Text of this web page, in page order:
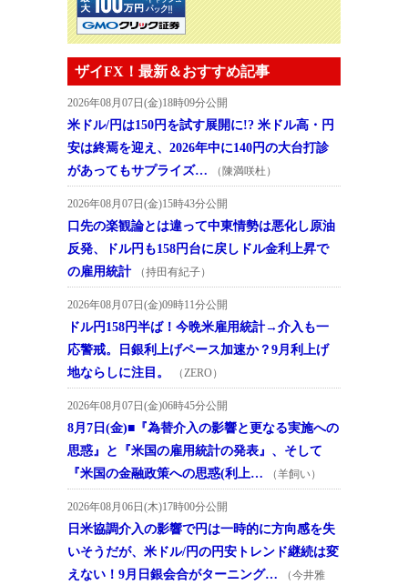
ザイFX！最新＆おすすめ記事
2026年08月07日(金)18時09分公開
米ドル/円は150円を試す展開に!? 米ドル高・円
安は終焉を迎え、2026年中に140円の大台打診
があってもサプライズ…
（陳満咲杜）
2026年08月07日(金)15時43分公開
口先の楽観論とは違って中東情勢は悪化し原油
反発、ドル円も158円台に戻しドル金利上昇で
の雇用統計
（持田有紀子）
2026年08月07日(金)09時11分公開
ドル円158円半ば！今晩米雇用統計→介入も一
応警戒。日銀利上げペース加速か？9月利上げ
地ならしに注目。
（ZERO）
2026年08月07日(金)06時45分公開
8月7日(金)■『為替介入の影響と更なる実施への
思惑』と『米国の雇用統計の発表』、そして
『米国の金融政策への思惑(利上…
（羊飼い）
2026年08月06日(木)17時00分公開
日米協調介入の影響で円は一時的に方向感を失
いそうだが、米ドル/円の円安トレンド継続は変
えない！9月日銀会合がターニング…
（今井雅